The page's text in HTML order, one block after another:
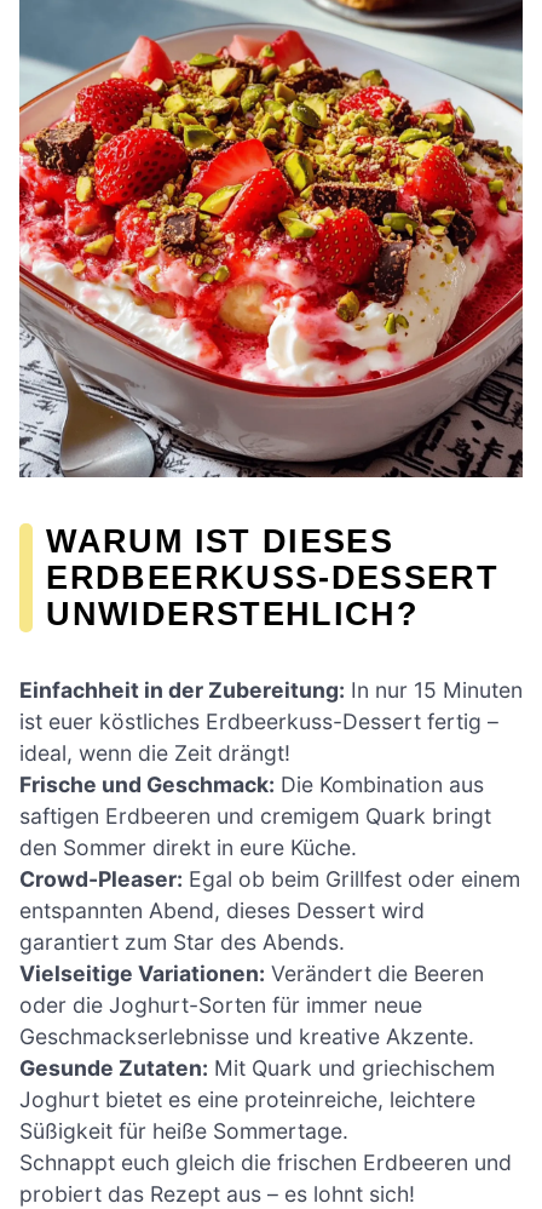
WARUM IST DIESES
ERDBEERKUSS-DESSERT
UNWIDERSTEHLICH?
Einfachheit in der Zubereitung: In nur 15 Minuten
ist euer köstliches Erdbeerkuss-Dessert fertig –
ideal, wenn die Zeit drängt!
Frische und Geschmack: Die Kombination aus
saftigen Erdbeeren und cremigem Quark bringt
den Sommer direkt in eure Küche.
Crowd-Pleaser: Egal ob beim Grillfest oder einem
entspannten Abend, dieses Dessert wird
garantiert zum Star des Abends.
Vielseitige Variationen: Verändert die Beeren
oder die Joghurt-Sorten für immer neue
Geschmackserlebnisse und kreative Akzente.
Gesunde Zutaten: Mit Quark und griechischem
Joghurt bietet es eine proteinreiche, leichtere
Süßigkeit für heiße Sommertage.
Schnappt euch gleich die frischen Erdbeeren und
probiert das Rezept aus – es lohnt sich!